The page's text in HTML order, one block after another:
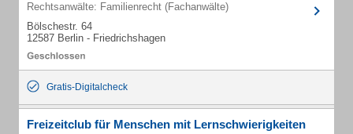
Rechtsanwälte: Familienrecht (Fachanwälte)
Bölschestr. 64
12587 Berlin - Friedrichshagen
Gratis-Digitalcheck
Freizeitclub für Menschen mit Lernschwierigkeiten